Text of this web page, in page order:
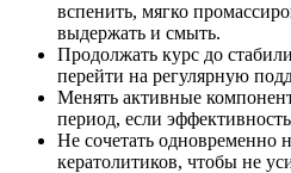
вспенить, мягко
выдержать и смыть.
Продолжать курс до
перейти на регулярную
Менять активные
период, если
Не сочетать одновременно
кератолитиков, чтобы не